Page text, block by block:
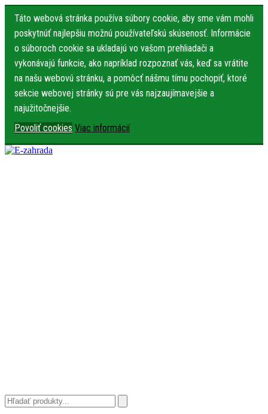
Táto webová stránka používa súbory cookie, aby sme vám mohli
poskytnúť najlepšiu možnú používateľskú skúsenosť. Informácie
o súboroch cookie sa ukladajú vo vašom prehliadači a
vykonávajú funkcie, ako napríklad rozpoznať vás, keď sa vrátite
na našu webovú stránku, a pomôcť nášmu tímu pochopiť, ktoré
sekcie webovej stránky sú pre vás najzaujímavejšie a
najužitočnejšie.
Povoliť cookies Viac informácií